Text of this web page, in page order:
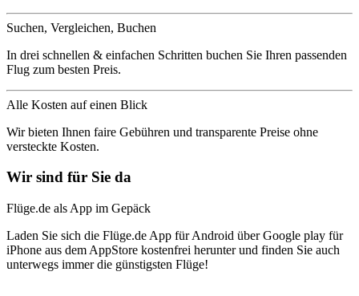
Suchen, Vergleichen, Buchen
In drei schnellen & einfachen Schritten buchen Sie Ihren passenden
Flug zum besten Preis.
Alle Kosten auf einen Blick
Wir bieten Ihnen faire Gebühren und transparente Preise ohne
versteckte Kosten.
Wir sind für Sie da
Flüge.de als App im Gepäck
Laden Sie sich die Flüge.de App für Android über Google play für
iPhone aus dem AppStore kostenfrei herunter und finden Sie auch
unterwegs immer die günstigsten Flüge!